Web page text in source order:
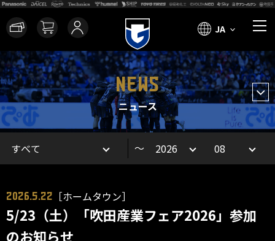
JA
NEWS
ニュース
～
2026.5.22 ［ホームタウン］
5/23（土）「吹田産業フェア2026」参加
のお知らせ